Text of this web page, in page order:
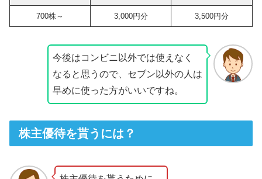
700株～ 3,000円分 3,500円分
今後はコンビニ以外では使えなく
なると思うので、セブン以外の人は
早めに使った方がいいですね。
株主優待を貰うには？